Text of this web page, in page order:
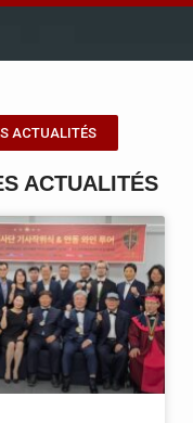
ACTUALITÉS
ACTUALITÉS